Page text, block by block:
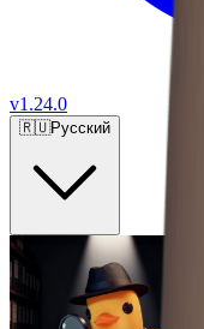
v1.24.0
🇷🇺Русский